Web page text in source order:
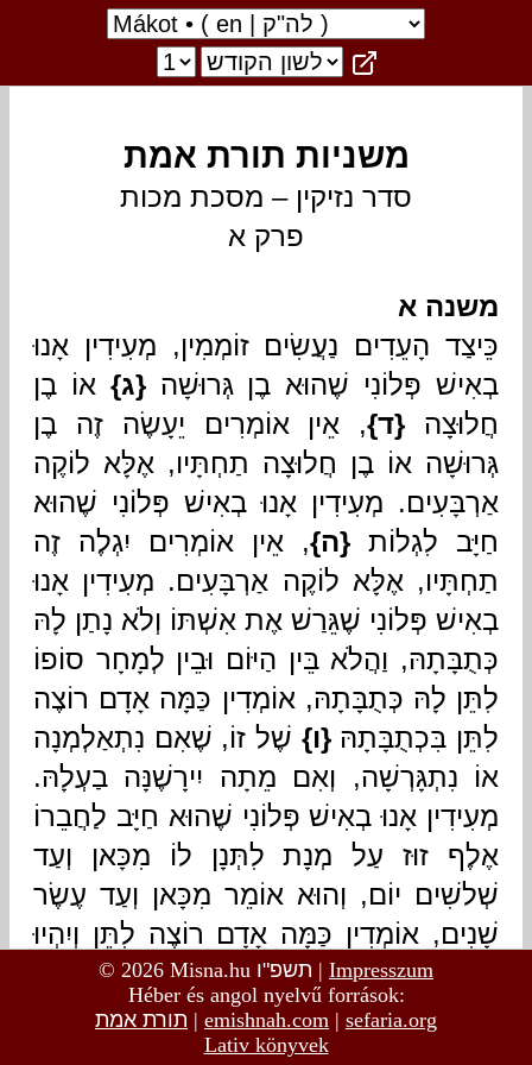
© 2026 Misna.hu תשפ"ו | Impresszum
Héber és angol nyelvű források:
תורת אמת | emishnah.com | sefaria.org
Lativ könyvek